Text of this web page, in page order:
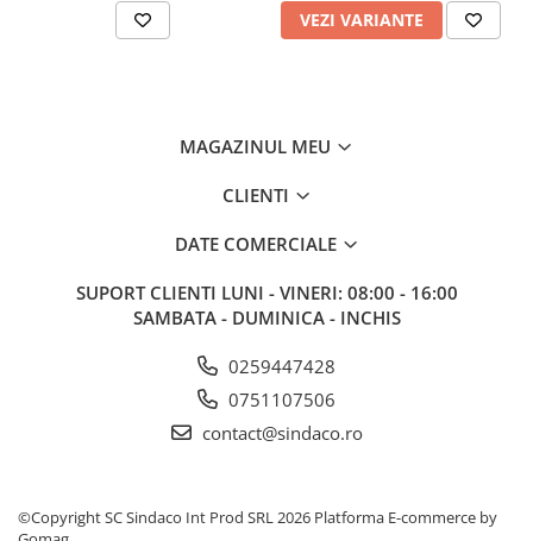
VEZI VARIANTE
MAGAZINUL MEU
CLIENTI
DATE COMERCIALE
SUPORT CLIENTI LUNI - VINERI: 08:00 - 16:00
SAMBATA - DUMINICA - INCHIS
0259447428
0751107506
contact@sindaco.ro
©Copyright SC Sindaco Int Prod SRL 2026 Platforma E-commerce by